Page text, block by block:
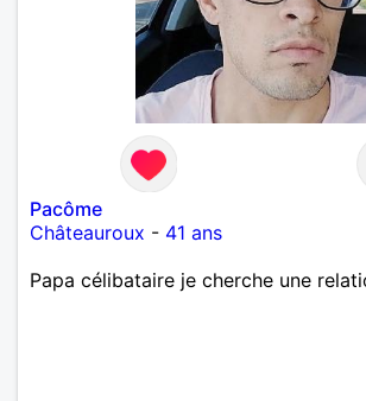
Pacôme
Châteauroux - 41 ans
Papa célibataire je cherche une